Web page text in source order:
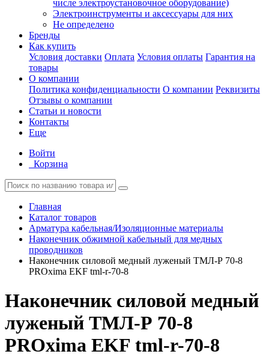
числе электроустановочное оборудование)
Электроинструменты и аксессуары для них
Не определено
Бренды
Как купить
Условия доставки Оплата Условия оплаты Гарантия на
товары
О компании
Политика конфиденциальности О компании Реквизиты
Отзывы о компании
Статьи и новости
Контакты
Еще
Войти
Корзина
Главная
Каталог товаров
Арматура кабельная/Изоляционные материалы
Наконечник обжимной кабельный для медных
проводников
Наконечник силовой медный луженый ТМЛ-Р 70-8
PROxima EKF tml-r-70-8
Наконечник силовой медный
луженый ТМЛ-Р 70-8
PROxima EKF tml-r-70-8